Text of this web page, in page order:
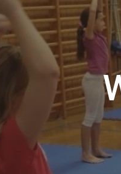
Skip to